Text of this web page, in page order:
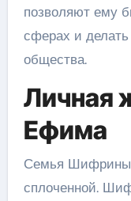
позволяют ему
сферах и
общества.
Личная
Ефима
Семья
сплоченной.